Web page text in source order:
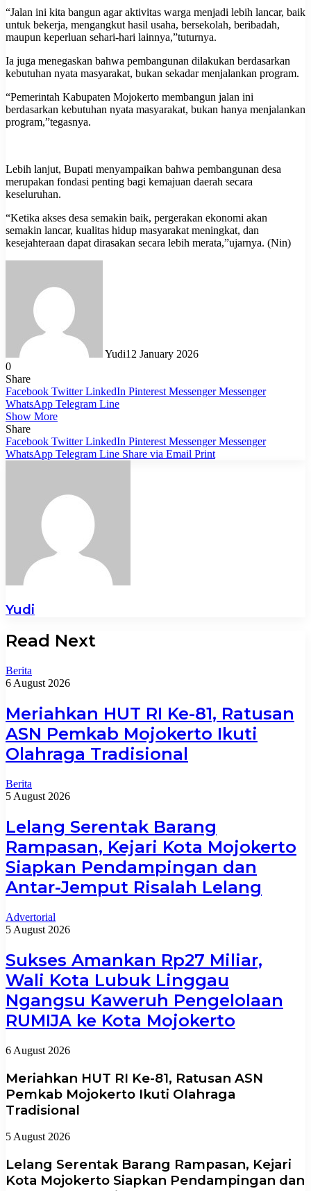
“Jalan ini kita bangun agar aktivitas warga menjadi lebih lancar, baik
untuk bekerja, mengangkut hasil usaha, bersekolah, beribadah,
maupun keperluan sehari-hari lainnya,”tuturnya.
Ia juga menegaskan bahwa pembangunan dilakukan berdasarkan
kebutuhan nyata masyarakat, bukan sekadar menjalankan program.
“Pemerintah Kabupaten Mojokerto membangun jalan ini
berdasarkan kebutuhan nyata masyarakat, bukan hanya menjalankan
program,”tegasnya.
Lebih lanjut, Bupati menyampaikan bahwa pembangunan desa
merupakan fondasi penting bagi kemajuan daerah secara
keseluruhan.
“Ketika akses desa semakin baik, pergerakan ekonomi akan
semakin lancar, kualitas hidup masyarakat meningkat, dan
kesejahteraan dapat dirasakan secara lebih merata,”ujarnya. (Nin)
Yudi12 January 2026
0
Share
Facebook Twitter LinkedIn Pinterest Messenger Messenger
WhatsApp Telegram Line
Show More
Share
Facebook Twitter LinkedIn Pinterest Messenger Messenger
WhatsApp Telegram Line Share via Email Print
Yudi
Read Next
Berita
6 August 2026
Meriahkan HUT RI Ke-81, Ratusan
ASN Pemkab Mojokerto Ikuti
Olahraga Tradisional
Berita
5 August 2026
Lelang Serentak Barang
Rampasan, Kejari Kota Mojokerto
Siapkan Pendampingan dan
Antar-Jemput Risalah Lelang
Advertorial
5 August 2026
Sukses Amankan Rp27 Miliar,
Wali Kota Lubuk Linggau
Ngangsu Kaweruh Pengelolaan
RUMIJA ke Kota Mojokerto
6 August 2026
Meriahkan HUT RI Ke-81, Ratusan ASN
Pemkab Mojokerto Ikuti Olahraga
Tradisional
5 August 2026
Lelang Serentak Barang Rampasan, Kejari
Kota Mojokerto Siapkan Pendampingan dan